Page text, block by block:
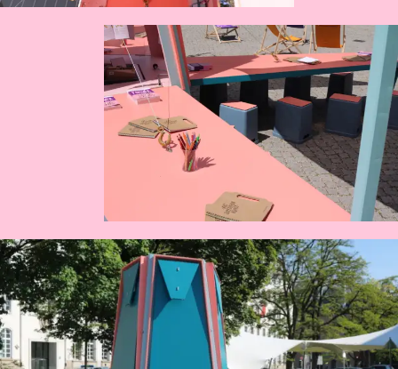
IBA Heidelberg
Ein Manifest für die Schule der Zukunft
LaTour – KochreVier